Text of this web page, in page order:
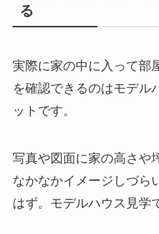
る
実際に家の中に入って部
を確認できるのはモデル
ットです。
写真や図面に家の高さや
なかなかイメージしづら
はず。モデルハウス見学